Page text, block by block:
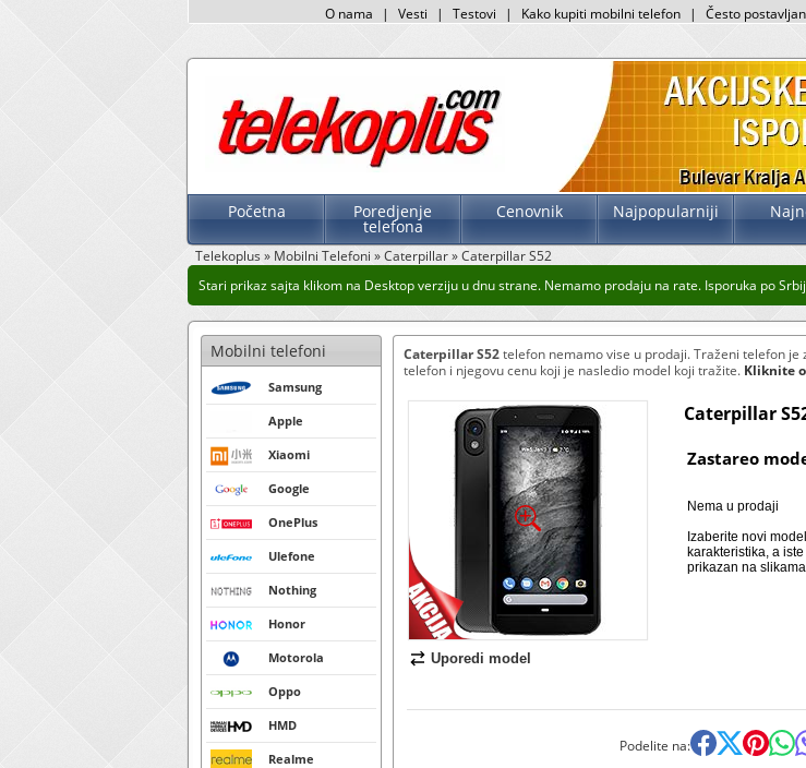
O nama | Vesti | Testovi | Kako kupiti mobilni telefon | Često
Početna Poredjenje
telefona
Cenovnik Najpopularniji
Telekoplus» Mobilni Telefoni »Caterpillar»Caterpillar S52
Stari prikaz sajta klikom na Desktop verziju u dnu strane. Nemamo prodaju na rate. Isporuka po
Mobilni telefoni
Samsung
Apple
Xiaomi
Google
OnePlus
Ulefone
Nothing
Honor
Motorola
Oppo
HMD
Realme
Caterpillar S52telefon nemamo vise u prodaji. Traženi telefon
telefon i njegovu cenu koji je nasledio model koji tražite. Kliknite
Uporedi model
Caterpillar
Zastareo
Nema u prodaji
Izaberite novi
karakteristika, a
prikazan na
Podelite na: